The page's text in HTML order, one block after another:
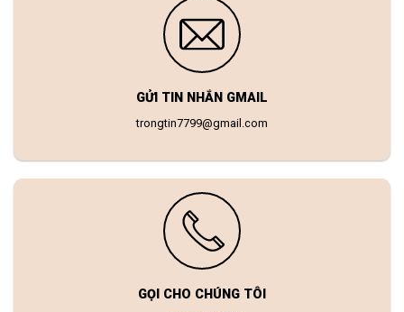
GỬI TIN NHẮN GMAIL
trongtin7799@gmail.com
GỌI CHO CHÚNG TÔI